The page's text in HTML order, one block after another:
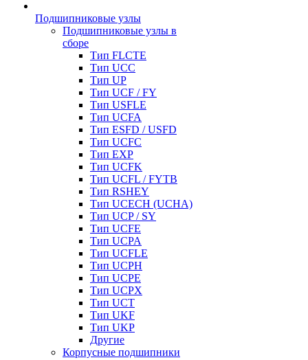
Подшипниковые узлы
Подшипниковые узлы в
сборе
Тип FLCTE
Тип UCC
Тип UP
Тип UCF / FY
Тип USFLE
Тип UCFA
Тип ESFD / USFD
Тип UCFC
Тип EXP
Тип UCFK
Тип UCFL / FYTB
Тип RSHEY
Тип UCECH (UCHA)
Тип UCP / SY
Тип UCFE
Тип UCPA
Тип UCFLE
Тип UCPH
Тип UCPE
Тип UCPX
Тип UCT
Тип UKF
Тип UKP
Другие
Корпусные подшипники